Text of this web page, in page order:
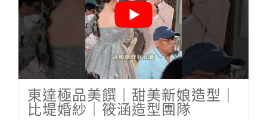
東達極品美饌｜甜美新娘造型｜
比堤婚紗｜筱涵造型團隊